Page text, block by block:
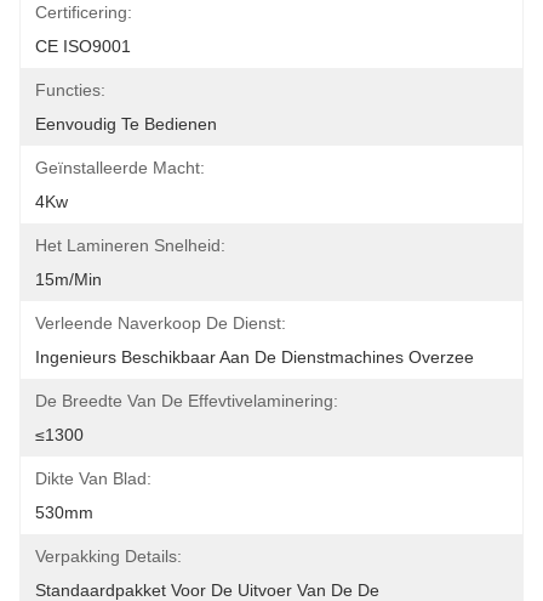
Certificering:
CE ISO9001
Functies:
Eenvoudig Te Bedienen
Geïnstalleerde Macht:
4Kw
Het Lamineren Snelheid:
15m/min
Verleende Naverkoop De Dienst:
Ingenieurs Beschikbaar Aan De Dienstmachines Overzee
De Breedte Van De Effevtivelaminering:
≤1300
Dikte Van Blad:
530mm
Verpakking Details:
Standaardpakket Voor De Uitvoer Van De De